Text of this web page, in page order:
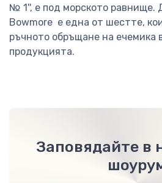
№ 1'', е под морското равнище.
Bowmore е една от шестте,
ръчното обръщане на ечемика
продукцията.
Заповядайте в